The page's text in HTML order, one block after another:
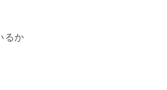
るか